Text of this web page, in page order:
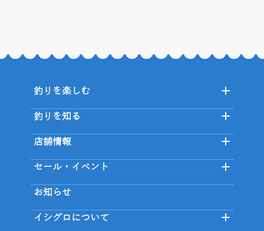
釣りを楽しむ
釣りを知る
店舗情報
セール・イベント
お知らせ
イシグロについて